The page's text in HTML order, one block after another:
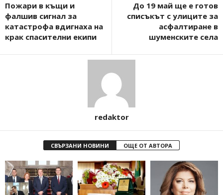
Пожари в къщи и
фалшив сигнал за
катастрофа вдигнаха на
крак спасителни екипи
До 19 май ще е готов
списъкът с улиците за
асфалтиране в
шуменските села
redaktor
СВЪРЗАНИ НОВИНИ ОЩЕ ОТ АВТОРА